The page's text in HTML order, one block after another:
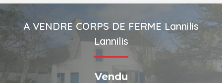
VENDRE
LOUER
A VENDRE CORPS DE FERME Lannilis
Lannilis
Vendu